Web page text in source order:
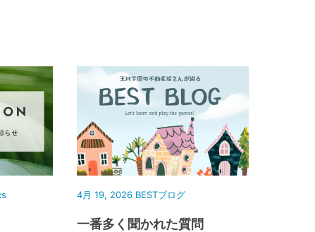
4月 19, 2026 BESTブログ
一番多く聞かれた質問